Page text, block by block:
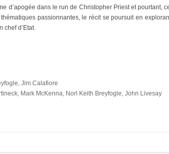
d’apogée dans le run de Christopher Priest et pourtant,
passionnantes, le récit se poursuit en
chef d’Etat.
Jim Calafiore
Mark McKenna, Norl Keith Breyfogle, John Livesay